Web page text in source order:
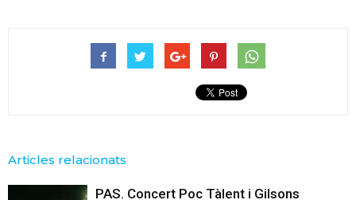
Articles relacionats
PAS. Concert Poc Tàlent i Gilsons